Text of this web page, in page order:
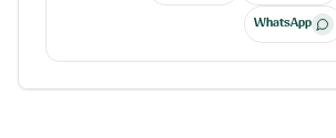
WhatsApp